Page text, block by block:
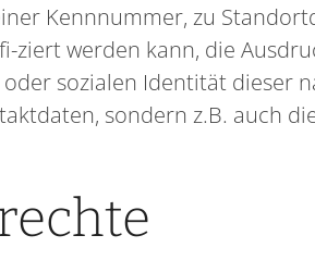
Kennnummer, zu
werden kann, die
sozialen Identität dieser
sondern z.B. auch